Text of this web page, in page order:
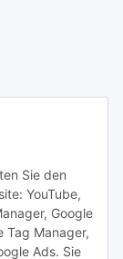
Sie den
YouTube,
Google
Tag Manager,
Ads. Sie